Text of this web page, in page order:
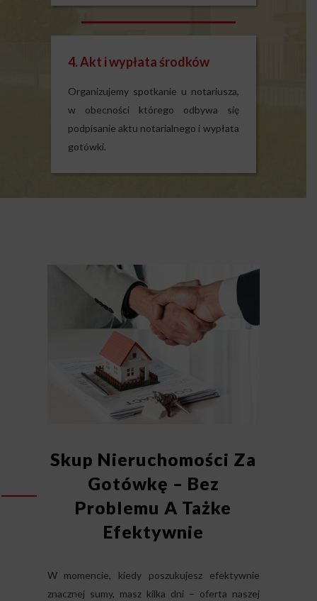
4. Akt i wypłata środków
Organizujemy spotkanie u notariusza,
w obecności którego odbywa się
podpisanie aktu notarialnego i wypłata
gotówki.
Skup Nieruchomości Za
Gotówkę – Bez
Problemu A Tażke
Efektywnie
W momencie, kiedy poszukujesz efektywnie
znacznej sumy, masz kilka dni – oferta naszej